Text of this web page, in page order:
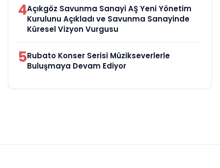
4Açıkgöz Savunma Sanayi AŞ Yeni Yönetim
Kurulunu Açıkladı ve Savunma Sanayinde
Küresel Vizyon Vurgusu
5Rubato Konser Serisi Müzikseverlerle
Buluşmaya Devam Ediyor